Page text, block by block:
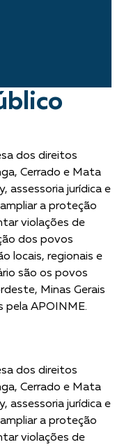
dos direitos
Cerrado e Mata
assessoria jurídica e
a proteção
violações de
dos povos
locais, regionais e
são os povos
Minas Gerais
pela APOINME.
dos direitos
Cerrado e Mata
assessoria jurídica e
a proteção
violações de